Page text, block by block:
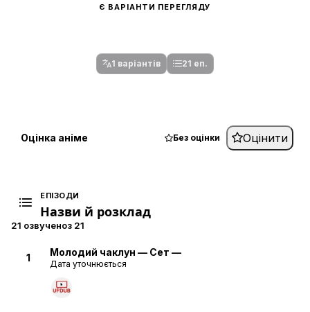
Є ВАРІАНТИ ПЕРЕГЛЯДУ
1 варіантів 21 еп.
Оцінка аніме Без оцінки Оцінити
ЕПІЗОДИ
Назви й розклад
21 озвученоз 21
1 Молодий чаклун — Сет —
Дата уточнюється